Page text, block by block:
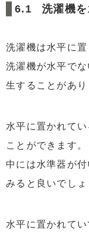
洗濯機を
洗濯機は水平に置
洗濯機が水平で
生することがあり
水平に置かれて
ことができます。
中には水準器が
みると良いでしょ
水平に置かれて